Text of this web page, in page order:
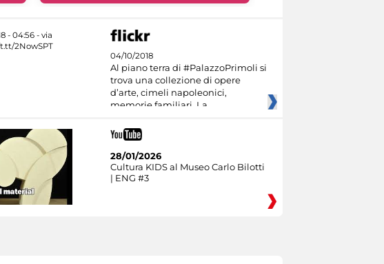
04/10/2018
Al piano terra di #PalazzoPrimoli si
trova una collezione di opere
d’arte, cimeli napoleonici,
memorie familiari. La
28/01/2026
Cultura KIDS al Museo Carlo Bilotti
| ENG #3